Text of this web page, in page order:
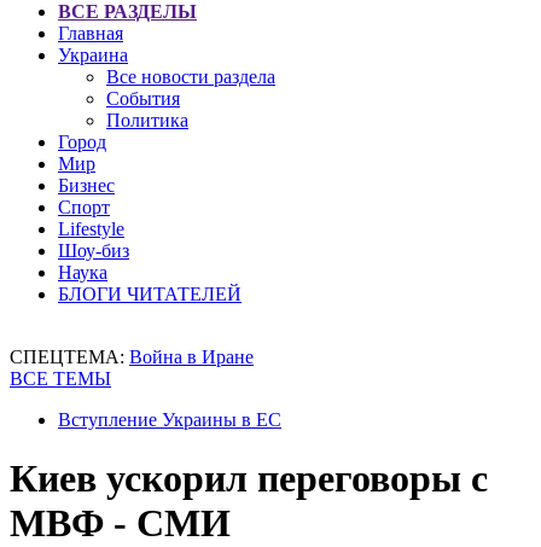
ВСЕ РАЗДЕЛЫ
Главная
Украина
Все новости раздела
События
Политика
Город
Мир
Бизнес
Спорт
Lifestyle
Шоу-биз
Наука
БЛОГИ ЧИТАТЕЛЕЙ
СПЕЦТЕМА: Война в Иране
ВСЕ ТЕМЫ
Вступление Украины в ЕС
Киев ускорил переговоры с
МВФ - СМИ